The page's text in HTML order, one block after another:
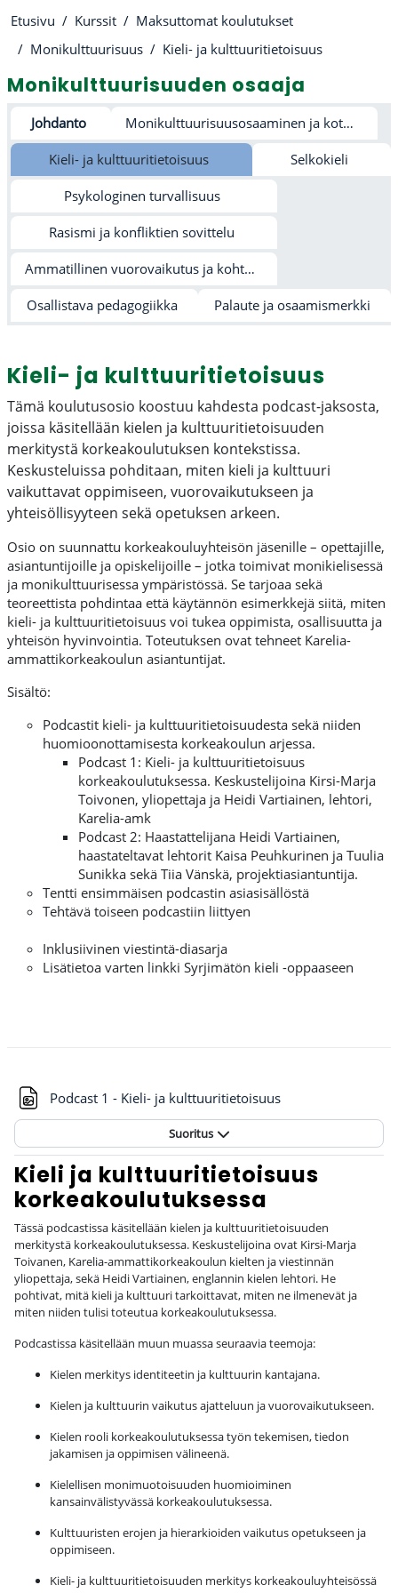
Etusivu Kurssit
Maksuttomat koulutukset
Monikulttuurisuus
Kieli- ja kulttuuritietoisuus
Monikulttuurisuuden osaaja
Osion ääriviiva
Johdanto Monikulttuurisuusosaaminen ja kotoutumisen edistäminen
Kieli- ja kulttuuritietoisuus Selkokieli
Psykologinen turvallisuus
Rasismi ja konfliktien sovittelu
Ammatillinen vuorovaikutus ja kohtaaminen
Osallistava pedagogiikka Palaute ja osaamismerkki
Kieli- ja kulttuuritietoisuus
Tämä koulutusosio koostuu kahdesta podcast-jaksosta,
joissa käsitellään kielen ja kulttuuritietoisuuden
merkitystä korkeakoulutuksen kontekstissa.
Keskusteluissa pohditaan, miten kieli ja kulttuuri
vaikuttavat oppimiseen, vuorovaikutukseen ja
yhteisöllisyyteen sekä opetuksen arkeen.
Osio on suunnattu korkeakouluyhteisön jäsenille – opettajille,
asiantuntijoille ja opiskelijoille – jotka toimivat monikielisessä
ja monikulttuurisessa ympäristössä. Se tarjoaa sekä
teoreettista pohdintaa että käytännön esimerkkejä siitä, miten
kieli- ja kulttuuritietoisuus voi tukea oppimista, osallisuutta ja
yhteisön hyvinvointia. Toteutuksen ovat tehneet Karelia-
ammattikorkeakoulun asiantuntijat.
Sisältö:
Podcastit kieli- ja kulttuuritietoisuudesta sekä niiden
huomioonottamisesta korkeakoulun arjessa.
Podcast 1: Kieli- ja kulttuuritietoisuus
korkeakoulutuksessa. Keskustelijoina Kirsi-Marja
Toivonen, yliopettaja ja Heidi Vartiainen, lehtori,
Karelia-amk
Podcast 2: Haastattelijana Heidi Vartiainen,
haastateltavat lehtorit Kaisa Peuhkurinen ja Tuulia
Sunikka sekä Tiia Vänskä, projektiasiantuntija.
Tentti ensimmäisen podcastin asiasisällöstä
Tehtävä toiseen podcastiin liittyen
Inklusiivinen viestintä-diasarja
Lisätietoa varten linkki Syrjimätön kieli -oppaaseen
Podcast 1 - Kieli- ja kulttuuritietoisuus
Suoritus
Kieli ja kulttuuritietoisuus
korkeakoulutuksessa
Tässä podcastissa käsitellään kielen ja kulttuuritietoisuuden
merkitystä korkeakoulutuksessa. Keskustelijoina ovat Kirsi-Marja
Toivanen, Karelia-ammattikorkeakoulun kielten ja viestinnän
yliopettaja, sekä Heidi Vartiainen, englannin kielen lehtori. He
pohtivat, mitä kieli ja kulttuuri tarkoittavat, miten ne ilmenevät ja
miten niiden tulisi toteutua korkeakoulutuksessa.
Podcastissa käsitellään muun muassa seuraavia teemoja:
Kielen merkitys identiteetin ja kulttuurin kantajana.
Kielen ja kulttuurin vaikutus ajatteluun ja vuorovaikutukseen.
Kielen rooli korkeakoulutuksessa työn tekemisen, tiedon
jakamisen ja oppimisen välineenä.
Kielellisen monimuotoisuuden huomioiminen
kansainvälistyvässä korkeakoulutuksessa.
Kulttuuristen erojen ja hierarkioiden vaikutus opetukseen ja
oppimiseen.
Kieli- ja kulttuuritietoisuuden merkitys korkeakouluyhteisössä